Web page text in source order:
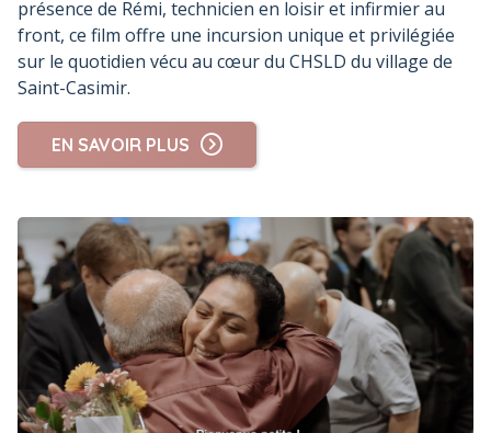
présence de Rémi, technicien en loisir et infirmier au
front, ce film offre une incursion unique et privilégiée
sur le quotidien vécu au cœur du CHSLD du village de
Saint-Casimir.
EN SAVOIR PLUS